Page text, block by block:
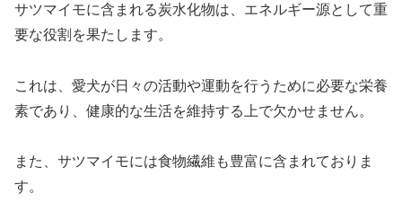
サツマイモに含まれる炭水化物は、エネルギー源として重
要な役割を果たします。
これは、愛犬が日々の活動や運動を行うために必要な栄養
素であり、健康的な生活を維持する上で欠かせません。
また、サツマイモには食物繊維も豊富に含まれておりま
す。